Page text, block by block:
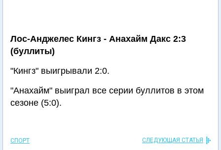
Лос-Анджелес Кингз - Анахайм Дакс 2:3
(буллиты)
"Кингз" выигрывали 2:0.
"Анахайм" выиграл все серии буллитов в этом
сезоне (5:0).
СПОРТ СЛЕДУЮЩАЯ СТАТЬЯ